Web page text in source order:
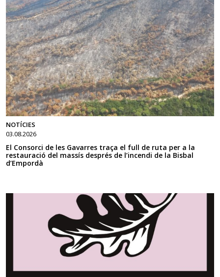
NOTÍCIES
03.08.2026
El Consorci de les Gavarres traça el full de ruta per a la
restauració del massís després de l’incendi de la Bisbal
d’Empordà